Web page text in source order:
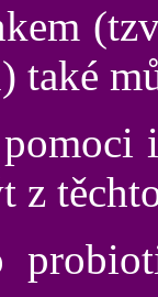
také
z